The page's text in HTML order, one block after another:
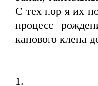
С тех пор я их
процесс
капового клена
1.